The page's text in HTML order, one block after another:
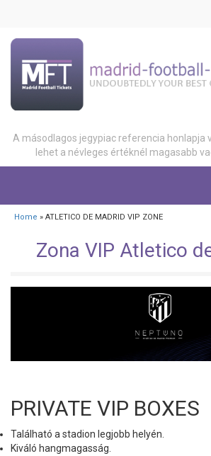
A másodlagos jegypiac referencia honlapja
lehet a névleges értéknél magasabb
Home » ATLETICO DE MADRID VIP ZONE
Zona VIP Atletico
PRIVATE VIP BOXES
Található a stadion legjobb helyén.
Kiváló hangmagasság.